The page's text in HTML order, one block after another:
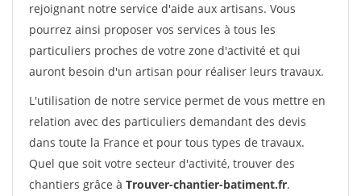
rejoignant notre service d'aide aux artisans. Vous
pourrez ainsi proposer vos services à tous les
particuliers proches de votre zone d'activité et qui
auront besoin d'un artisan pour réaliser leurs travaux.
L'utilisation de notre service permet de vous mettre en
relation avec des particuliers demandant des devis
dans toute la France et pour tous types de travaux.
Quel que soit votre secteur d'activité, trouver des
chantiers grâce à Trouver-chantier-batiment.fr.